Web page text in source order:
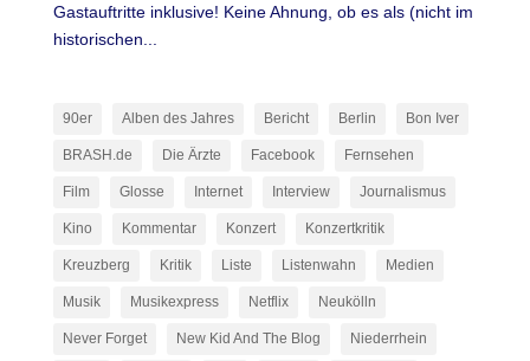
Gastauftritte inklusive! Keine Ahnung, ob es als (nicht im
historischen...
90er Alben des Jahres Bericht Berlin Bon Iver
BRASH.de Die Ärzte Facebook Fernsehen
Film Glosse Internet Interview Journalismus
Kino Kommentar Konzert Konzertkritik
Kreuzberg Kritik Liste Listenwahn Medien
Musik Musikexpress Netflix Neukölln
Never Forget New Kid And The Blog Niederrhein